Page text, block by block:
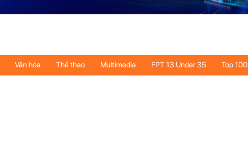
Văn hóa Thể thao Multimedia FPT 13 Under 35 Top 100